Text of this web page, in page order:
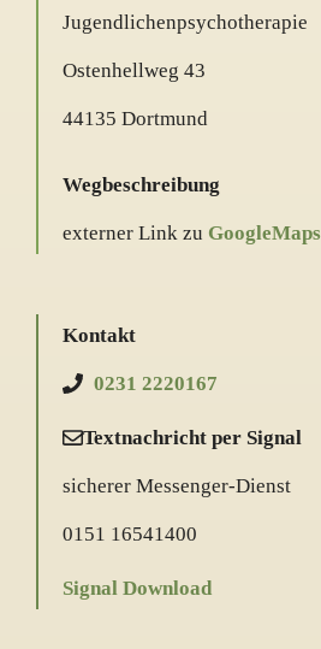
Jugendlichenpsychotherapie
Ostenhellweg 43
44135 Dortmund
Wegbeschreibung
externer Link zu GoogleMaps
Kontakt
0231 2220167
Textnachricht per Signal
sicherer Messenger-Dienst
0151 16541400
Signal Download